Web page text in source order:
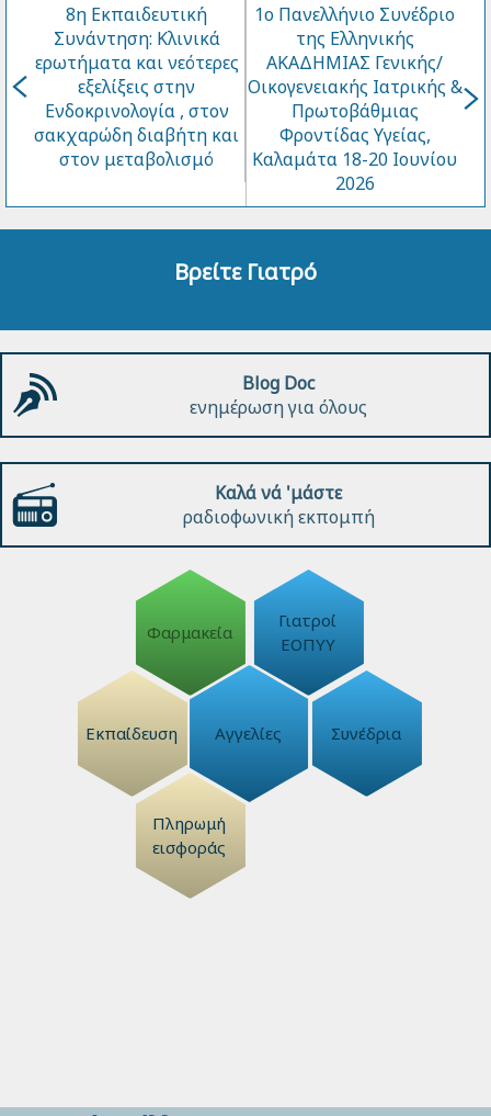
8η Εκπαιδευτική
Συνάντηση: Κλινικά
ερωτήματα και νεότερες
εξελίξεις στην
Ενδοκρινολογία , στον
σακχαρώδη διαβήτη και
στον μεταβολισμό
1ο Πανελλήνιο Συνέδριο
της Ελληνικής
ΑΚΑΔΗΜΙΑΣ Γενικής/
Οικογενειακής Ιατρικής &
Πρωτοβάθμιας
Φροντίδας Υγείας,
Καλαμάτα 18-20 Ιουνίου
2026
Βρείτε Γιατρό
Blog Doc
ενημέρωση για όλους
Καλά νά 'μάστε
ραδιοφωνική εκπομπή
Φαρμακεία
Γιατροί
ΕΟΠΥΥ
Εκπαίδευση Αγγελίες Συνέδρια
Πληρωμή
εισφοράς